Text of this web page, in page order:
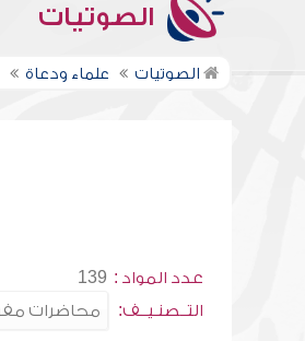
الصوتيات
الصوتيات علماء ودعاة
عدد المواد : 139
التــصنـيــف: